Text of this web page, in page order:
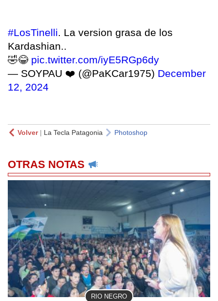
#LosTinelli. La version grasa de los
Kardashian..
🤣😂 pic.twitter.com/iyE5RGp6dy
— SOYPAU ❤️ (@PaKCar1975) December
12, 2024
Volver| La Tecla Patagonia Photoshop
OTRAS NOTAS
RIO NEGRO